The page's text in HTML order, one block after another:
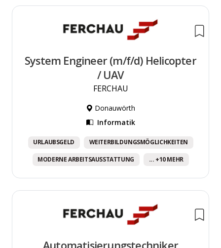
System Engineer (m/f/d) Helicopter
/ UAV
FERCHAU
Donauwörth
Informatik
URLAUBSGELD WEITERBILDUNGSMÖGLICHKEITEN
MODERNE ARBEITSAUSSTATTUNG ... +10 MEHR